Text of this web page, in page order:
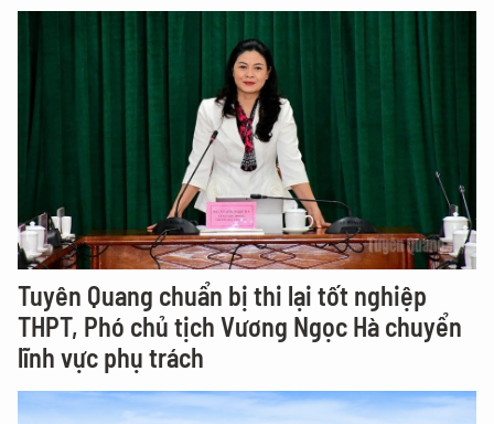
Tuyên Quang chuẩn bị thi lại tốt nghiệp
THPT, Phó chủ tịch Vương Ngọc Hà chuyển
lĩnh vực phụ trách